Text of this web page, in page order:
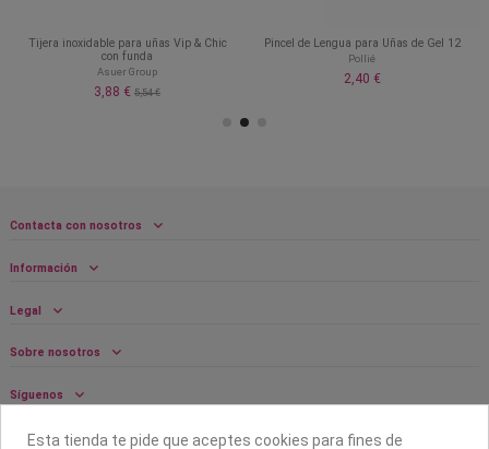
Tijera inoxidable para uñas Vip & Chic
con funda
Asuer Group
3,88 € 5,54 €
Pincel de Lengua para Uñas de Gel 12
Pollié
2,40 €
Contacta con nosotros
Información
Legal
Sobre nosotros
Síguenos
Boletín
Esta tienda te pide que aceptes cookies para fines de